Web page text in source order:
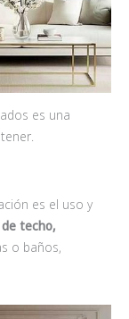
es una
es el uso y
techo,
o baños,